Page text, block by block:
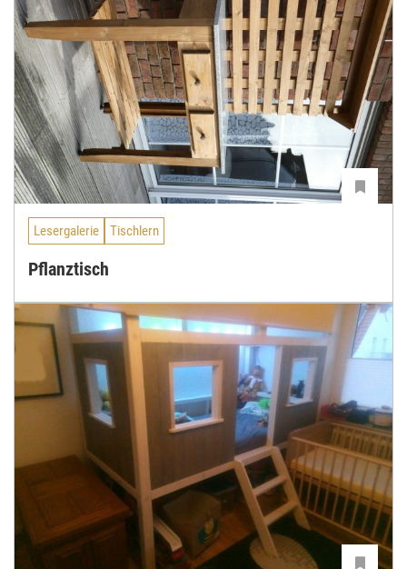
Lesergalerie Tischlern
Pflanztisch